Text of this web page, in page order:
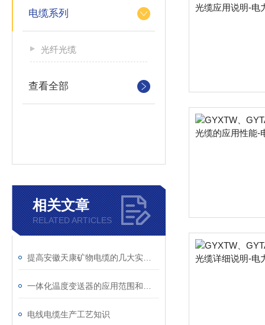
电缆系列
光纤光缆
查看全部
相关文章
RELATED ARTICLES
电线电缆生产工艺知识